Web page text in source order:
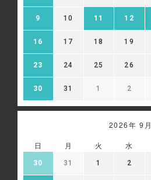
9 10 11 12
16 17 18 19
23 24 25 26
30 31 1 2
2026年 9月
日 月 火 水
30 31 1 2